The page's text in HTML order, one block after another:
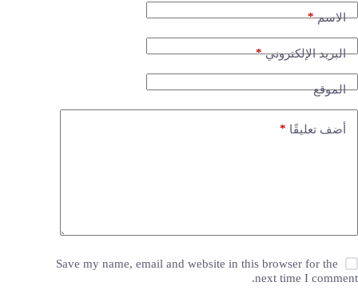
الاسم*
البريد الإلكتروني*
الموقع
أضف تعليقًا *
Save my name, email and website in this browser for the
next time I comment.